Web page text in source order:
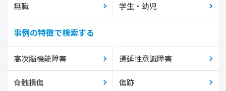
無職 学生・幼児
事例の特徴で検索する
高次脳機能障害 遷延性意識障害
脊髄損傷 傷跡